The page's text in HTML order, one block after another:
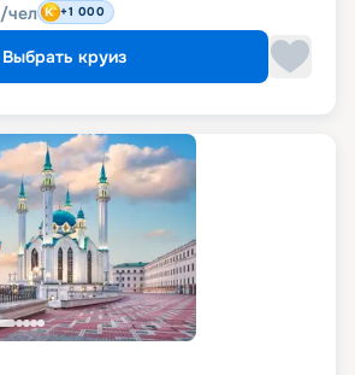
/чел +1 000
Выбрать круиз